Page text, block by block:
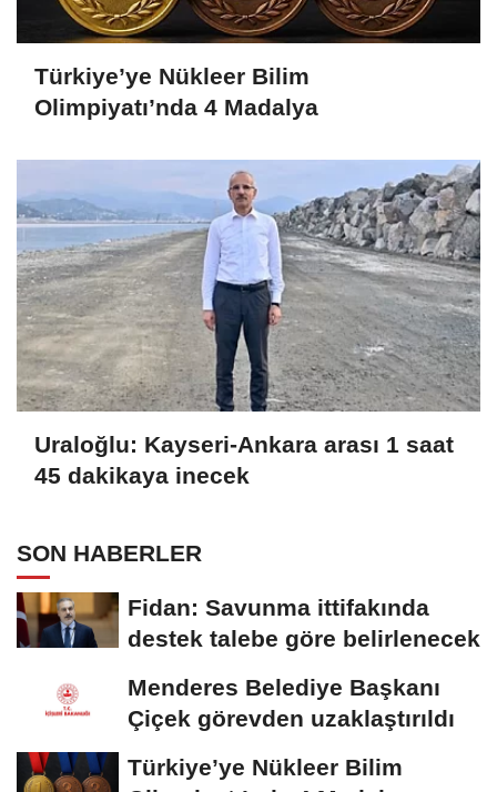
Türkiye’ye Nükleer Bilim
Olimpiyatı’nda 4 Madalya
Uraloğlu: Kayseri-Ankara arası 1 saat
45 dakikaya inecek
SON HABERLER
Fidan: Savunma ittifakında
destek talebe göre belirlenecek
Menderes Belediye Başkanı
Çiçek görevden uzaklaştırıldı
Türkiye’ye Nükleer Bilim